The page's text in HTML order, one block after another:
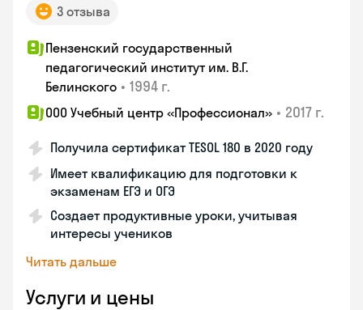
3 отзыва
Пензенский государственный
педагогический институт им. В.Г.
Белинского • 1994 г.
ООО Учебный центр «Профессионал» • 2017 г.
Получила сертификат TESOL 180 в 2020 году
Имеет квалификацию для подготовки к
экзаменам ЕГЭ и ОГЭ
Создает продуктивные уроки, учитывая
интересы учеников
Читать дальше
Услуги и цены